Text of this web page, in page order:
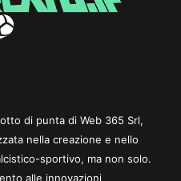
di punta di Web 365 Srl,
nella creazione e nello
sportivo, ma non solo.
alle innovazioni